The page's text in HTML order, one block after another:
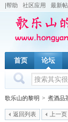
|帮助 社区应用 最新
首页 论坛
歌乐山的黎明 > 煮酒品
返回列表 上一页